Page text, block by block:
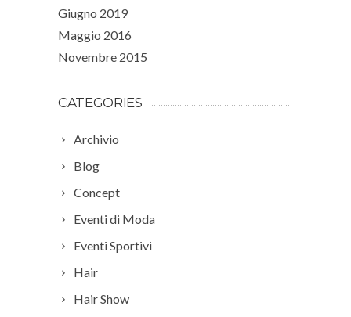
Giugno 2019
Maggio 2016
Novembre 2015
CATEGORIES
Archivio
Blog
Concept
Eventi di Moda
Eventi Sportivi
Hair
Hair Show